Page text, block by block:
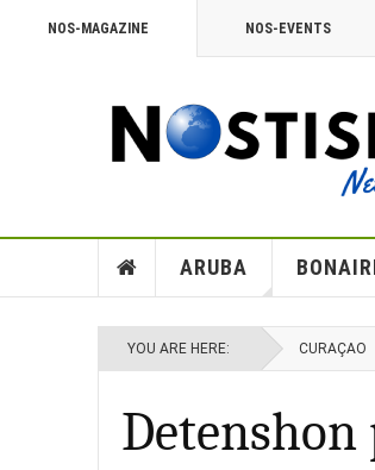
NOS-MAGAZINE NOS-EVENTS
ARUBA
YOU ARE HERE: CURAÇAO